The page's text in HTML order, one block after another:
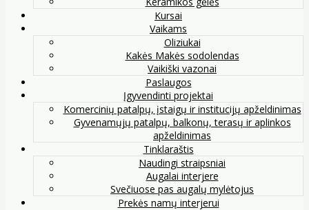
Kursai
Vaikams
Oliziukai
Kakės Makės sodolendas
Vaikiški vazonai
Paslaugos
Įgyvendinti projektai
Komercinių patalpų, įstaigų ir institucijų apželdinimas
Gyvenamųjų patalpų, balkonų, terasų ir aplinkos
apželdinimas
Tinklaraštis
Naudingi straipsniai
Augalai interjere
Svečiuose pas augalų mylėtojus
Prekės namų interjerui